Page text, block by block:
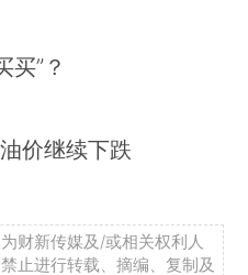
买”？
价继续下跌
财新传媒及/或相关权利人
止进行转载、摘编、复制及